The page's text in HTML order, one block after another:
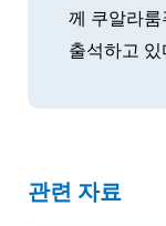
께 쿠알라
출석하고 있
관련 자료